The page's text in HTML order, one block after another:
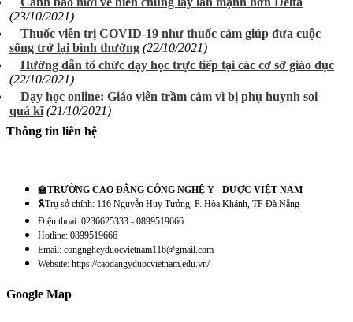
(23/10/2021)
Thuốc viên trị COVID-19 như thuốc cảm giúp đưa cuộc
sống trở lại bình thường (22/10/2021)
Hướng dẫn tổ chức dạy học trực tiếp tại các cơ sở giáo dục
(22/10/2021)
Dạy học online: Giáo viên trầm cảm vì bị phụ huynh soi
quá kĩ (21/10/2021)
Thông tin liên hệ
🏫TRƯỜNG CAO ĐẲNG CÔNG NGHỆ Y - DƯỢC VIỆT NAM
🎗️Trụ sở chính: 116 Nguyễn Huy Tưởng, P. Hòa Khánh, TP Đà Nẵng
Điện thoại: 0236625333 - 0899519666
Hotline: 0899519666
Email: congngheyduocvietnam116@gmail.com
Website: https://caodangyduocvietnam.edu.vn/
Google Map